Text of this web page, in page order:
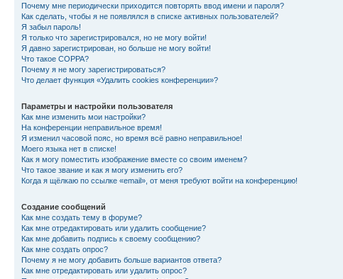
Почему мне периодически приходится повторять ввод имени и пароля?
Как сделать, чтобы я не появлялся в списке активных пользователей?
Я забыл пароль!
Я только что зарегистрировался, но не могу войти!
Я давно зарегистрирован, но больше не могу войти!
Что такое COPPA?
Почему я не могу зарегистрироваться?
Что делает функция «Удалить cookies конференции»?
Параметры и настройки пользователя
Как мне изменить мои настройки?
На конференции неправильное время!
Я изменил часовой пояс, но время всё равно неправильное!
Моего языка нет в списке!
Как я могу поместить изображение вместе со своим именем?
Что такое звание и как я могу изменить его?
Когда я щёлкаю по ссылке «email», от меня требуют войти на конференцию!
Создание сообщений
Как мне создать тему в форуме?
Как мне отредактировать или удалить сообщение?
Как мне добавить подпись к своему сообщению?
Как мне создать опрос?
Почему я не могу добавить больше вариантов ответа?
Как мне отредактировать или удалить опрос?